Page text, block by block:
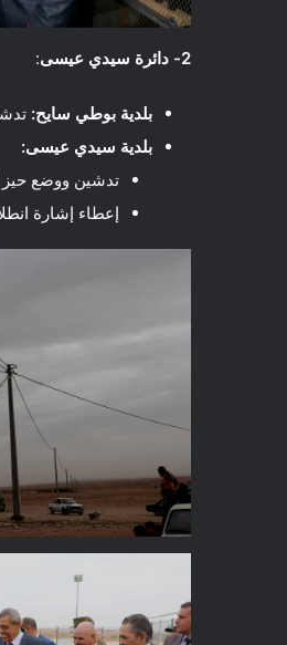
2- دائرة سيدي عيسى :
بلدية بوطي سايح:
بلدية سيدي عيسى:
تدشين ووضع
إعطاء إشارة انطلاق